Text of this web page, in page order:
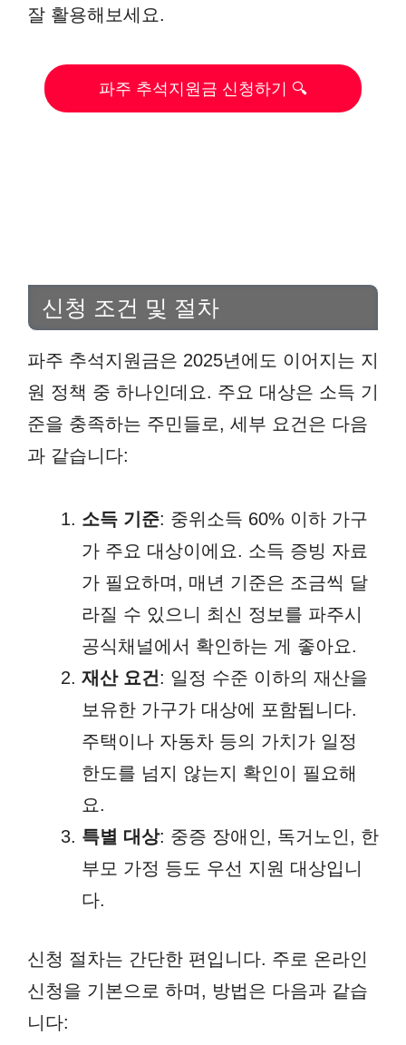
잘 활용해보세요.
파주 추석지원금 신청하기 🔍
신청 조건 및 절차
파주 추석지원금은 2025년에도 이어지는 지
원 정책 중 하나인데요. 주요 대상은 소득 기
준을 충족하는 주민들로, 세부 요건은 다음
과 같습니다:
소득 기준: 중위소득 60% 이하 가구
가 주요 대상이에요. 소득 증빙 자료
가 필요하며, 매년 기준은 조금씩 달
라질 수 있으니 최신 정보를 파주시
공식채널에서 확인하는 게 좋아요.
재산 요건: 일정 수준 이하의 재산을
보유한 가구가 대상에 포함됩니다.
주택이나 자동차 등의 가치가 일정
한도를 넘지 않는지 확인이 필요해
요.
특별 대상: 중증 장애인, 독거노인, 한
부모 가정 등도 우선 지원 대상입니
다.
신청 절차는 간단한 편입니다. 주로 온라인
신청을 기본으로 하며, 방법은 다음과 같습
니다: